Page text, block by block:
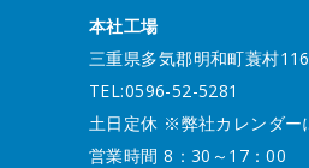
本社工場
三重県多気郡明和町蓑村
TEL:0596-52-5281
土日定休 ※弊社カレンダー
営業時間 8：30～17：00